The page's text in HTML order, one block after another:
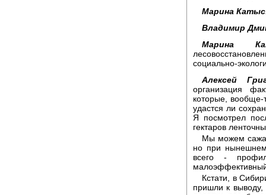
Марина
Владимир
Марина
социально-
Алексей
организация
которые, вообще-
удастся ли
Я посмотрел
гектаров
Мы можем
но при
всего -
Кстати, в
пришли к выводу,